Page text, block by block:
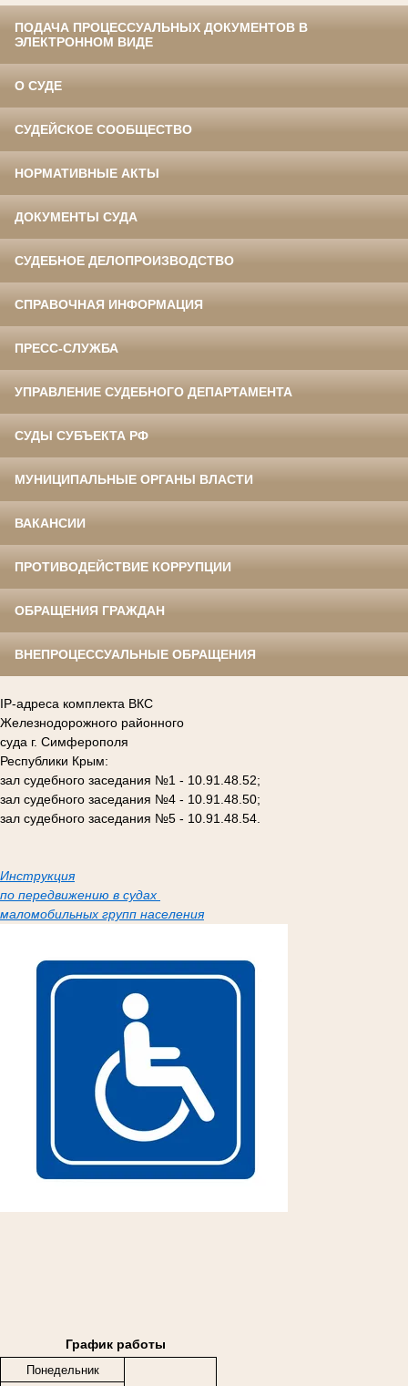
ПОДАЧА ПРОЦЕССУАЛЬНЫХ ДОКУМЕНТОВ В
ЭЛЕКТРОННОМ ВИДЕ
О СУДЕ
СУДЕЙСКОЕ СООБЩЕСТВО
НОРМАТИВНЫЕ АКТЫ
ДОКУМЕНТЫ СУДА
СУДЕБНОЕ ДЕЛОПРОИЗВОДСТВО
СПРАВОЧНАЯ ИНФОРМАЦИЯ
ПРЕСС-СЛУЖБА
УПРАВЛЕНИЕ СУДЕБНОГО ДЕПАРТАМЕНТА
СУДЫ СУБЪЕКТА РФ
МУНИЦИПАЛЬНЫЕ ОРГАНЫ ВЛАСТИ
ВАКАНСИИ
ПРОТИВОДЕЙСТВИЕ КОРРУПЦИИ
ОБРАЩЕНИЯ ГРАЖДАН
ВНЕПРОЦЕССУАЛЬНЫЕ ОБРАЩЕНИЯ
IP-адреса комплекта ВКС
Железнодорожного районного
суда г. Симферополя
Республики Крым:
зал судебного заседания №1 - 10.91.48.52;
зал судебного заседания №4 - 10.91.48.50;
зал судебного заседания №5 - 10.91.48.54.
Инструкция
по передвижению в судах
маломобильных групп населения
График работы
Понедельник